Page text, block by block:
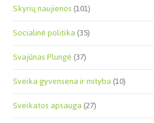
Skyrių naujienos(101)
Socialinė politika(35)
Svajūnas Plungė(37)
Sveika gyvensena ir mityba(10)
Sveikatos apsauga(27)